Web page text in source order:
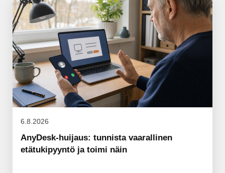
6.8.2026
AnyDesk-huijaus: tunnista vaarallinen
etätukipyyntö ja toimi näin